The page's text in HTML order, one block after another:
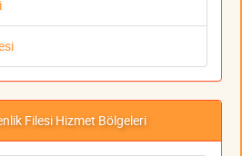
Filesi Hizmet Bölgeleri